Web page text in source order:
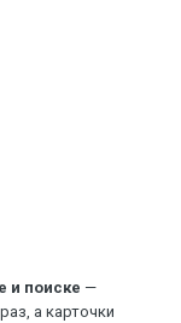
и поиске —
а карточки